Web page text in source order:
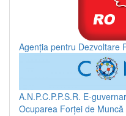
Agenția pentru Dezvoltare
A.N.P.C.P.P.S.R. E-
Ocuparea Forței de Muncă